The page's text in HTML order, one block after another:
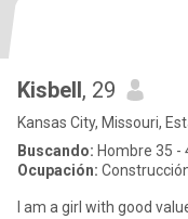
Kisbell, 29
Kansas City, Missouri,
Buscando: Hombre 35 -
Ocupación:
I am a girl with good